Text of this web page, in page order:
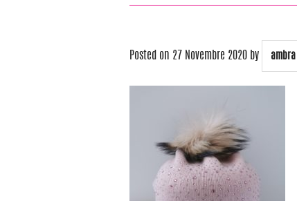
Posted on 27 Novembre 2020 by ambra